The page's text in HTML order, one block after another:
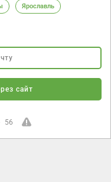
Ярославль
сайт
56